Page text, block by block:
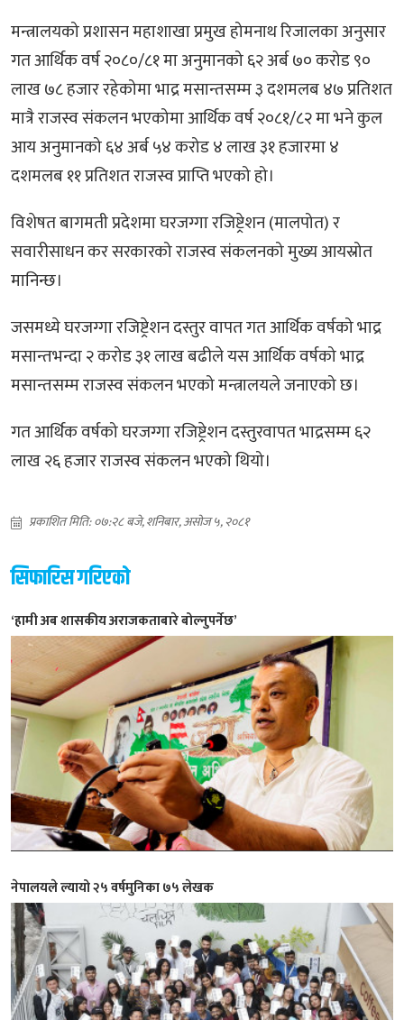
मन्त्रालयको प्रशासन महाशाखा प्रमुख होमनाथ रिजालका अनुसार
गत आर्थिक वर्ष २०८०/८१ मा अनुमानको ६२ अर्ब ७० करोड ९०
लाख ७८ हजार रहेकोमा भाद्र मसान्तसम्म ३ दशमलब ४७ प्रतिशत
मात्रै राजस्व संकलन भएकोमा आर्थिक वर्ष २०८१/८२ मा भने कुल
आय अनुमानको ६४ अर्ब ५४ करोड ४ लाख ३१ हजारमा ४
दशमलब ११ प्रतिशत राजस्व प्राप्ति भएको हो।
विशेषत बागमती प्रदेशमा घरजग्गा रजिष्ट्रेशन (मालपोत) र
सवारीसाधन कर सरकारको राजस्व संकलनको मुख्य आयस्रोत
मानिन्छ।
जसमध्ये घरजग्गा रजिष्ट्रेशन दस्तुर वापत गत आर्थिक वर्षको भाद्र
मसान्तभन्दा २ करोड ३१ लाख बढीले यस आर्थिक वर्षको भाद्र
मसान्तसम्म राजस्व संकलन भएको मन्त्रालयले जनाएको छ।
गत आर्थिक वर्षको घरजग्गा रजिष्ट्रेशन दस्तुरवापत भाद्रसम्म ६२
लाख २६ हजार राजस्व संकलन भएको थियो।
प्रकाशित मिति: ०७:२८ बजे, शनिबार, असोज ५, २०८१
सिफारिस गरिएको
‘हामी अब शासकीय अराजकताबारे बोल्नुपर्नेछ’
नेपालयले ल्यायो २५ वर्षमुनिका ७५ लेखक